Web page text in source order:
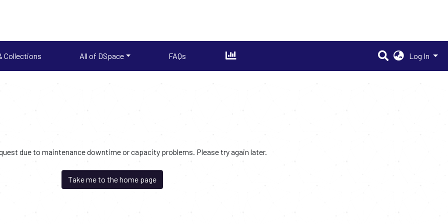
Collections All of DSpace FAQs Log In
due to maintenance downtime or capacity problems. Please try again later.
Take me to the home page